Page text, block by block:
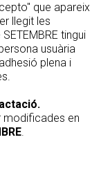
que apareix
llegit les
tingui
usuària
plena i
modificades en
.